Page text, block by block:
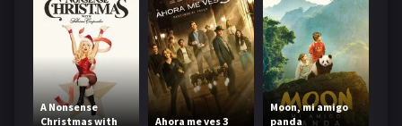
A Nonsense
Christmas with
Ahora me ves 3
Moon, mi amigo
panda